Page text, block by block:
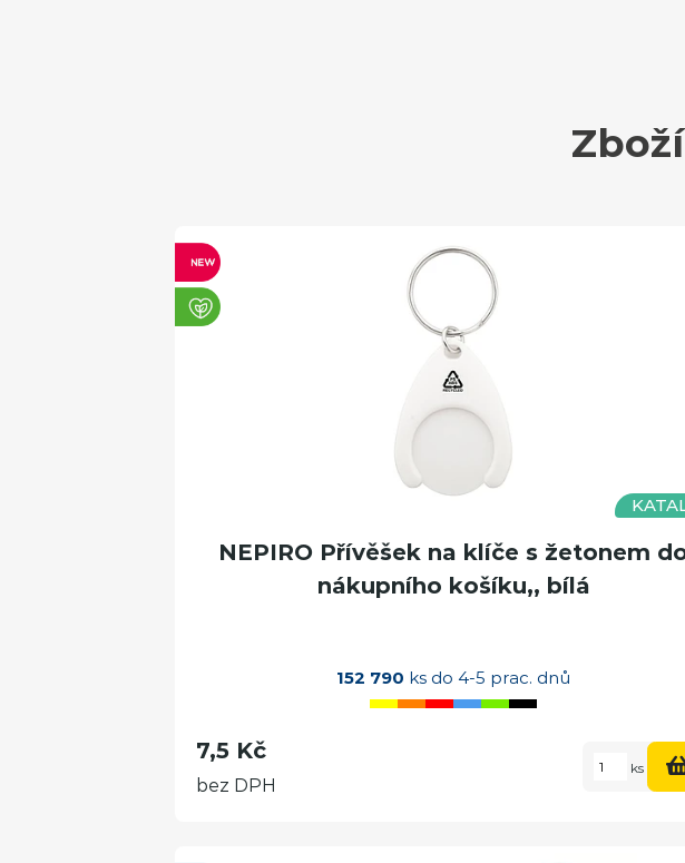
NEPIRO Přívěšek na klíče s žetonem
nákupního košíku,, bílá
152 790 ks do 4-5 prac. dnů
7,5 Kč
bez DPH
ks